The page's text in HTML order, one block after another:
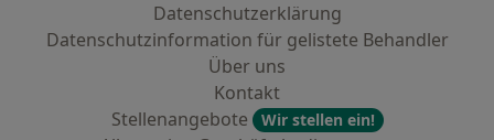
Datenschutzerklärung
Datenschutzinformation für gelistete Behandler
Über uns
Kontakt
Stellenangebote
Wir stellen ein!